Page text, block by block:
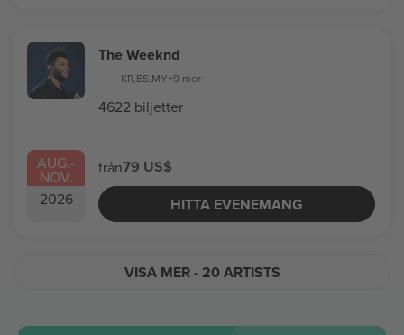
AUG.-
NOV.
2026
The Weeknd
KR,ES,MY+9 mer
4622 biljetter
från79 US$
HITTA EVENEMANG
VISA MER- 20 ARTISTS